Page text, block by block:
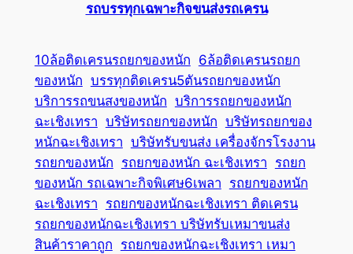
รถบรรทุกเฉพาะกิจขนส่งรถเครน
10ล้อติดเครนรถยกของหนัก 6ล้อติดเครนรถยก
ของหนัก บรรทุกติดเครน5ตันรถยกของหนัก
บริการรถขนสงของหนัก บริการรถยกของหนัก
ฉะเชิงเทรา บริษัทรถยกของหนัก บริษัทรถยกของ
หนักฉะเชิงเทรา บริษัทรับขนส่ง เครื่องจักรโรงงาน
รถยกของหนัก รถยกของหนัก ฉะเชิงเทรา รถยก
ของหนัก รถเฉพาะกิจพิเศษ6เพลา รถยกของหนัก
ฉะเชิงเทรา รถยกของหนักฉะเชิงเทรา ติดเครน
รถยกของหนักฉะเชิงเทรา บริษัทรับเหมาขนส่ง
สินค้าราคาถูก รถยกของหนักฉะเชิงเทรา เหมา